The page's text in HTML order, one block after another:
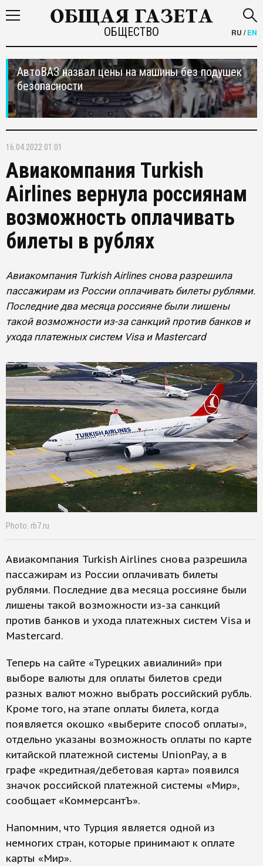
ОБЩЕСТВО RU /EN
АвтоВАЗ назвал цены на машины без подушек
безопасности
16.04.2022 01:01
Авиакомпания Turkish
Airlines вернула россиянам
возможность оплачивать
билеты в рублях
Авиакомпания Turkish Airlines снова разрешила
пассажирам из России оплачивать билеты рублями.
Последние два месяца россияне были лишены
такой возможности из-за санкций против банков и
ухода платежных систем Visa и Mastercard
Photo: rb7.ru
Авиакомпания Turkish Airlines снова разрешила
пассажирам из России оплачивать билеты
рублями. Последние два месяца россияне были
лишены такой возможности из-за санкций
против банков и ухода платежных систем Visa и
Mastercard.
Теперь на сайте «Турецких авиалиний» при
выборе валюты для оплаты билетов среди
разных валют можно выбрать российский рубль.
Кроме того, на этапе оплаты билета, когда
появляется окошко «выберите способ оплаты»,
отдельно указаны возможность оплаты по карте
китайской платежной системы UnionPay, а в
графе «кредитная/дебетовая карта» появился
значок российской платежной системы «Мир»,
сообщает «КоммерсантЪ».
Напомним, что Турция является одной из
немногих стран, которые принимают к оплате
карты «Мир».